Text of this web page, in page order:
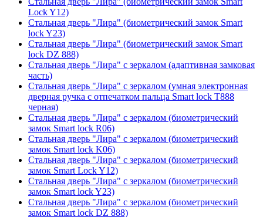
Lock Y12)
Стальная дверь "Лира" (биометрический замок Smart
lock Y23)
Стальная дверь "Лира" (биометрический замок Smart
lock DZ 888)
Стальная дверь "Лира" с зеркалом (адаптивная замковая
часть)
Стальная дверь "Лира" с зеркалом (умная электронная
дверная ручка с отпечатком пальца Smart lock T888
черная)
Стальная дверь "Лира" с зеркалом (биометрический
замок Smart lock R06)
Стальная дверь "Лира" с зеркалом (биометрический
замок Smart lock K06)
Стальная дверь "Лира" с зеркалом (биометрический
замок Smart Lock Y12)
Стальная дверь "Лира" с зеркалом (биометрический
замок Smart lock Y23)
Стальная дверь "Лира" с зеркалом (биометрический
замок Smart lock DZ 888)